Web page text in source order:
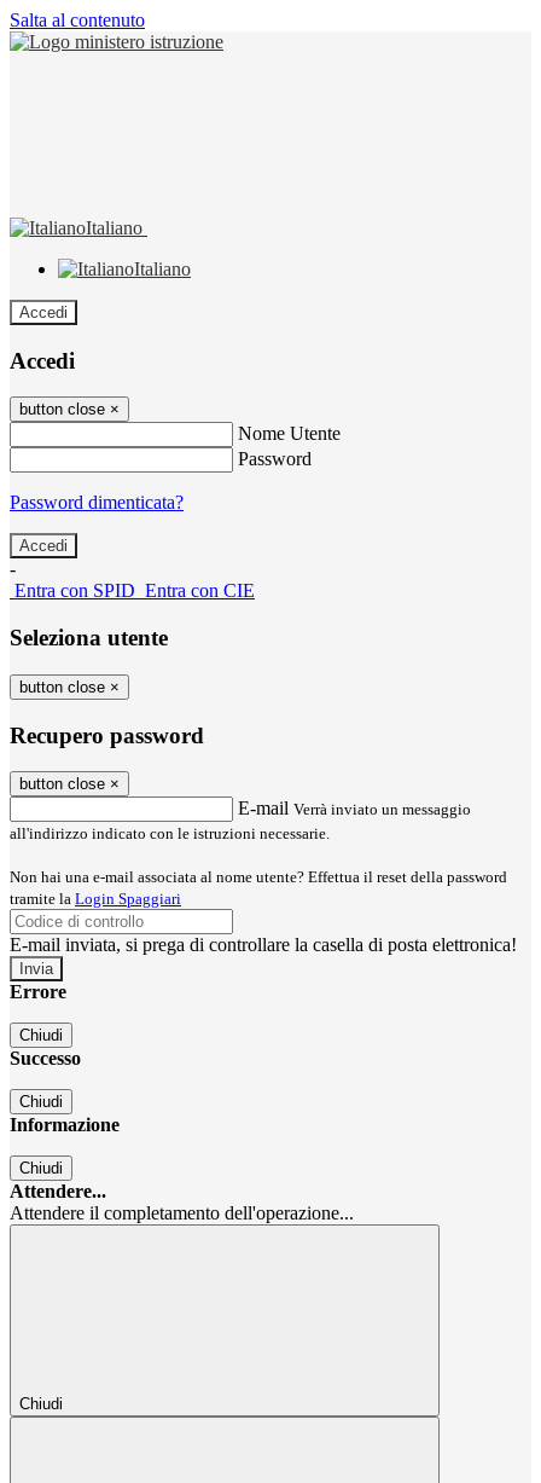
Salta al contenuto
Italiano
Italiano
Accedi
Accedi
button close ×
Nome Utente
Password
Password dimenticata?
-
Entra con SPID Entra con CIE
Seleziona utente
button close ×
Recupero password
button close ×
E-mail Verrà inviato un messaggio
all'indirizzo indicato con le istruzioni necessarie.
Non hai una e-mail associata al nome utente? Effettua il reset della password
tramite la Login Spaggiari
E-mail inviata, si prega di controllare la casella di posta elettronica!
Errore
Chiudi
Successo
Chiudi
Informazione
Chiudi
Attendere...
Attendere il completamento dell'operazione...
Chiudi